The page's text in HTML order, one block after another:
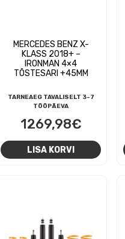
MERCEDES BENZ X-
KLASS 2018+ –
IRONMAN 4×4
TÕSTESARI +45MM
TARNEAEG TAVALISELT 3-7
TÖÖPÄEVA
1269,98€
LISA KORVI